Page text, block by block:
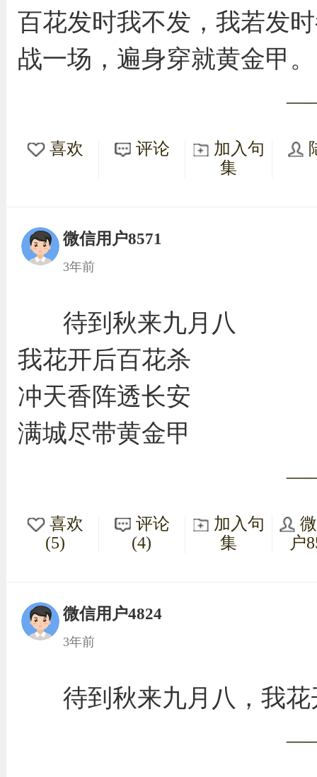
百花发时我不发，我若发
战一场，遍身穿就黄金甲。
喜欢 评论
加入句
集
微信用户8571
3年前
待到秋来九月八
我花开后百花杀
冲天香阵透长安
满城尽带黄金甲
喜欢
(5)
评论
(4)
加入句
集
户
微信用户4824
3年前
待到秋来九月八，我